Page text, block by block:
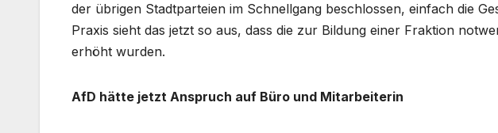
der übrigen Stadtparteien im Schnellgang beschlossen, einfach die
Praxis sieht das jetzt so aus, dass die zur Bildung einer Fraktion
erhöht wurden.
AfD hätte jetzt Anspruch auf Büro und Mitarbeiterin